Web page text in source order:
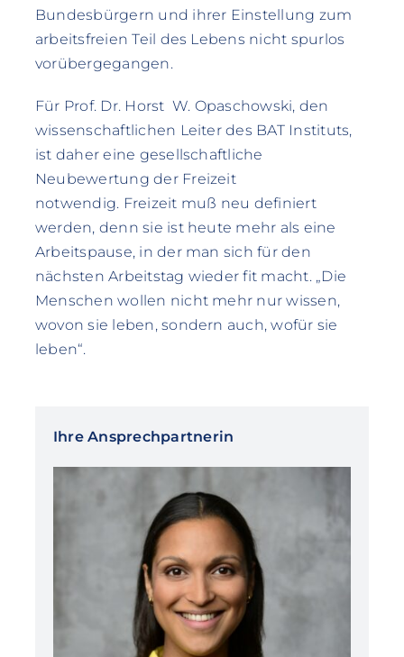
Bundesbürgern und ihrer Einstellung zum
arbeitsfreien Teil des Lebens nicht spurlos
vorübergegangen.
Für Prof. Dr. Horst W. Opaschowski, den
wissenschaftlichen Leiter des BAT Instituts,
ist daher eine gesellschaftliche
Neubewertung der Freizeit
notwendig. Freizeit muß neu definiert
werden, denn sie ist heute mehr als eine
Arbeitspause, in der man sich für den
nächsten Arbeitstag wieder fit macht. „Die
Menschen wollen nicht mehr nur wissen,
wovon sie leben, sondern auch, wofür sie
leben“.
Ihre Ansprechpartnerin